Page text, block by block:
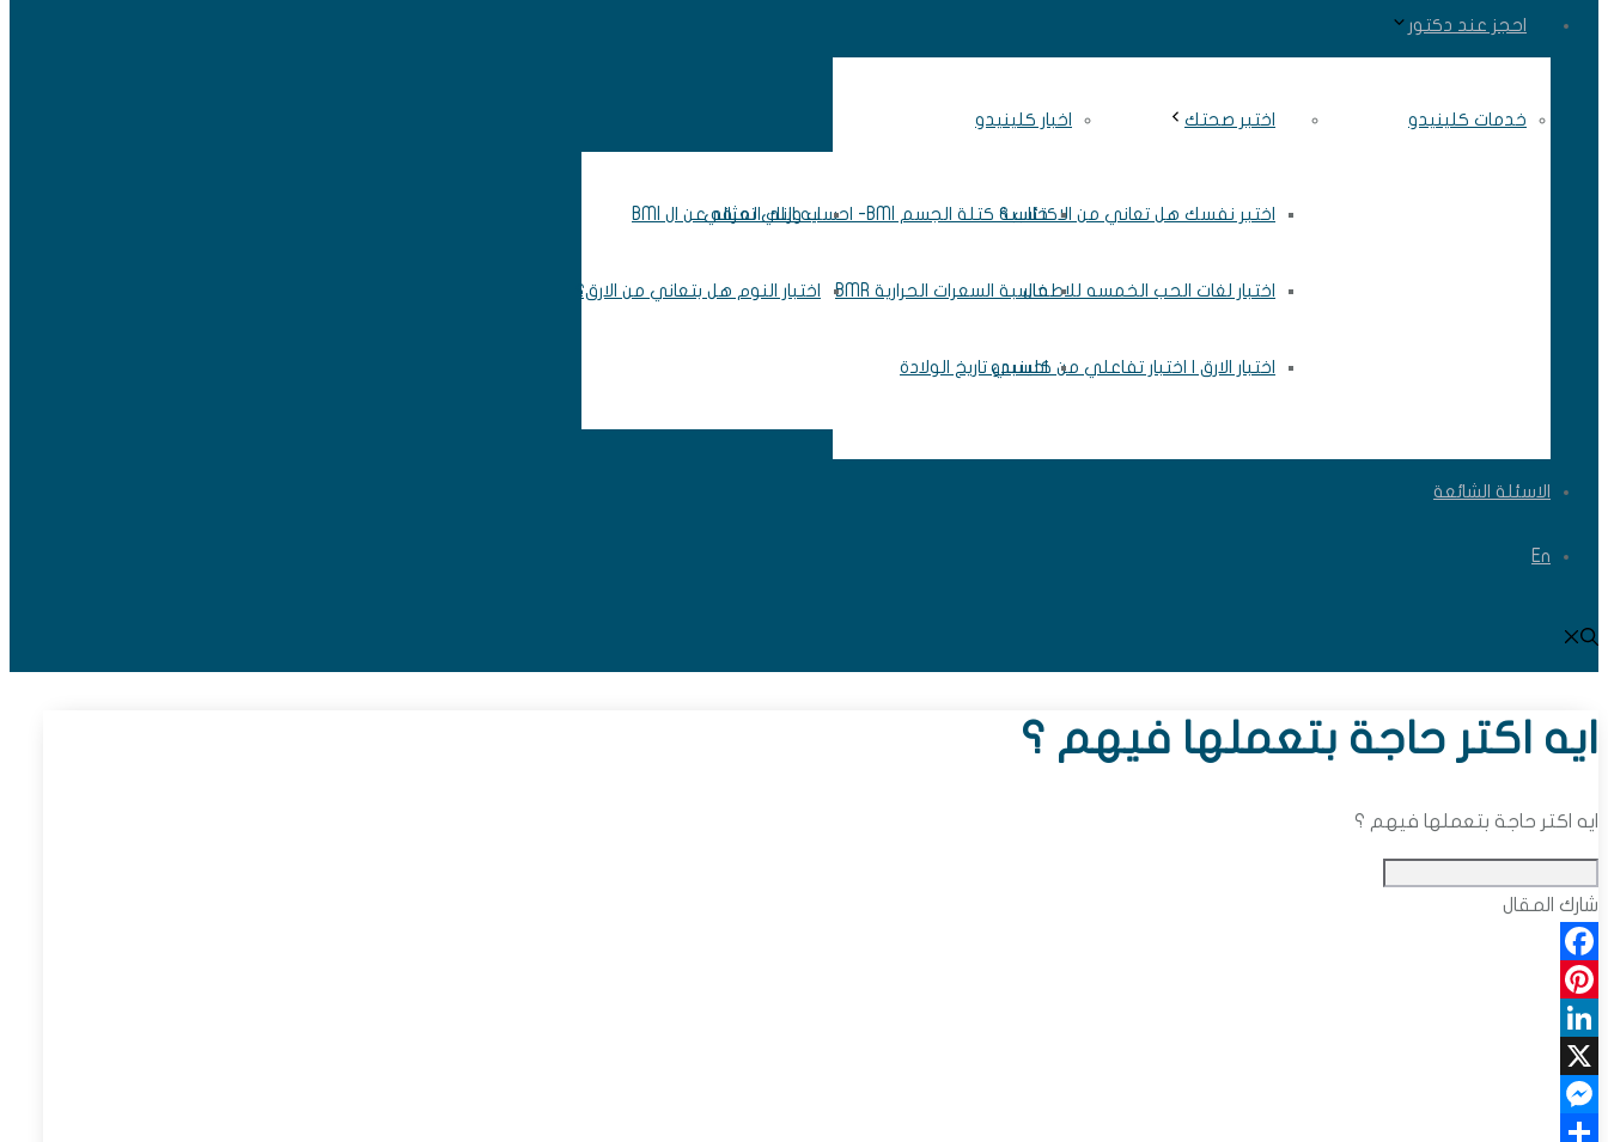
احجز عند دكتور
خدمات كلينيدو اختبر صحتك
اختبر نفسك هل تعاني من الاكتئاب ؟
اختبار لغات الحب الخمسه للاطفال
اختبار الارق | اختبار تفاعلي من كلينيدو
حاسبة كتلة الجسم BMI- احسب وزنك المثالي
حاسبة السعرات الحرارية BMR
احسبي تاريخ الولادة
ايه اللي تعرفه عن ال BMI
اختبار النوم هل بتعاني من الارق؟
اخبار كلينيدو
الاسئلة الشائعة
En
ايه اكتر حاجة بتعملها فيهم ؟
ايه اكتر حاجة بتعملها فيهم ؟
شارك المقال
Facebook
Pinterest
LinkedIn
X
Messenger